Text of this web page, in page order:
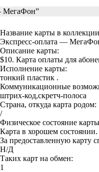
МегаФон”
Название карты в
Экспресс-оплата —
Описание карты:
$10. Карта оплаты для
Исполнение карты:
тонкий пластик .
Коммуникационные
штрих-код,скретч-полоса
Страна, откуда карта родом:
/
Физическое состояние
Карта в хорошем состоянии.
За предоставленную карту
Н/Д
Таких карт на обмен:
1